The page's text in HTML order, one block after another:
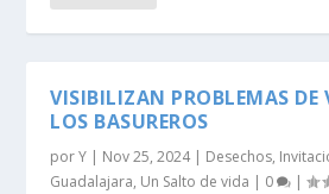
VISIBILIZAN PROBLEMAS DE
LOS BASUREROS
porY | Nov 25, 2024| Desechos,
Guadalajara, Un Salto de vida | 0 |